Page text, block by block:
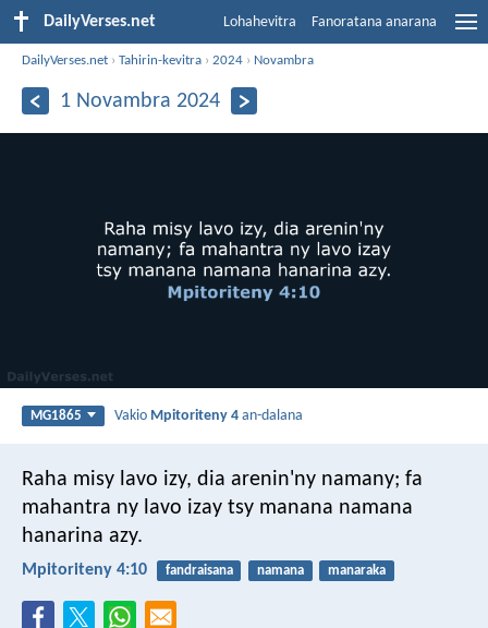
DailyVerses.net Lohahevitra Fanoratana anarana
DailyVerses.net ›Tahirin-kevitra ›2024 › Novambra
1 Novambra 2024
MG1865 Vakio Mpitoriteny 4 an-dalana
Raha misy lavo izy, dia arenin'ny namany; fa
mahantra ny lavo izay tsy manana namana
hanarina azy.
Mpitoriteny 4:10 fandraisana namana manaraka